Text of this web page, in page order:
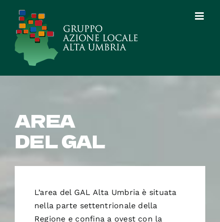
contenuto
AREA
DEL GAL
L’area del GAL Alta Umbria è situata
nella parte settentrionale della
Regione e confina a ovest con la